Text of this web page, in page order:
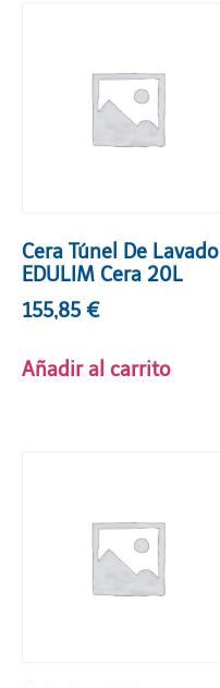
Cera Túnel De Lavado
EDULIM Cera 20L
155,85€
Añadir al carrito